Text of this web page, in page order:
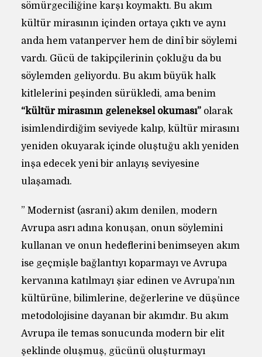
sömürgeciliğine karşı koymaktı. Bu akım
kültür mirasının içinden ortaya çıktı ve aynı
anda hem vatanperver hem de dinî bir söylemi
vardı. Gücü de takipçilerinin çokluğu da bu
söylemden geliyordu. Bu akım büyük halk
kitlelerini peşinden sürükledi, ama benim
“kültür mirasının geleneksel okuması”olarak
isimlendirdiğim seviyede kalıp, kültür mirasını
yeniden okuyarak içinde oluştuğu aklı yeniden
inşa edecek yeni bir anlayış seviyesine
ulaşamadı.
” Modernist (asrani) akım denilen, modern
Avrupa asrı adına konuşan, onun söylemini
kullanan ve onun hedeflerini benimseyen akım
ise geçmişle bağlantıyı koparmayı ve Avrupa
kervanına katılmayı şiar edinen ve Avrupa’nın
kültürüne, bilimlerine, değerlerine ve düşünce
metodolojisine dayanan bir akımdır. Bu akım
Avrupa ile temas sonucunda modern bir elit
şeklinde oluşmuş, gücünü oluşturmayı